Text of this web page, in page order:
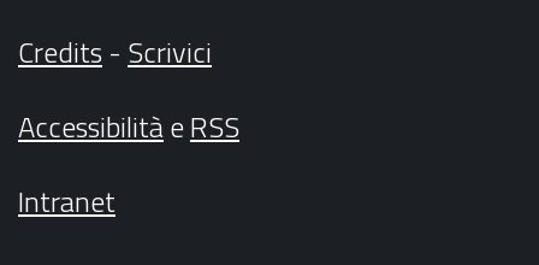
Credits- Scrivici
AccessibilitàeRSS
Intranet